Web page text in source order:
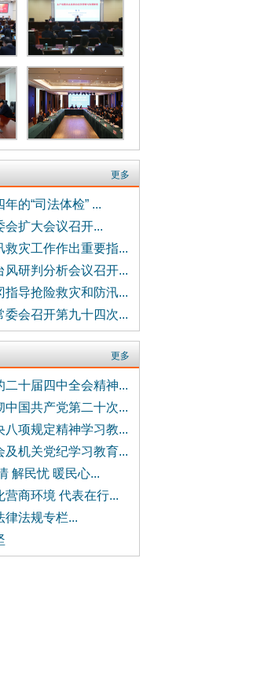
更多
的“司法体检” ...
会扩大会议召开...
救灾工作作出重要指...
风研判分析会议召开...
指导抢险救灾和防汛...
委会召开第九十四次...
更多
二十届四中全会精神...
中国共产党第二十次...
八项规定精神学习教...
及机关党纪学习教育...
解民忧 暖民心...
营商环境 代表在行...
律法规专栏...